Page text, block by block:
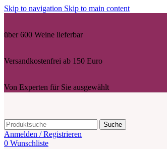
Skip to navigation Skip to main content
über 600 Weine lieferbar
Versandkostenfrei ab 150 Euro
Von Experten für Sie ausgewählt
Suche
Anmelden / Registrieren
0 Wunschliste